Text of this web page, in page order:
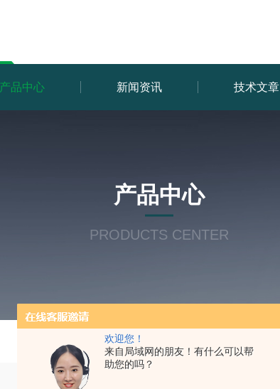
欢迎您！
来自局域网的朋友！有什么可以帮
助您的吗？
产品中心 新闻资讯 技术文章
产品中心
PRODUCTS CENTER
当前位置：